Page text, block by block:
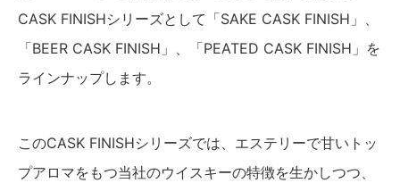
CASK FINISHシリーズとして「SAKE CASK FINISH」、
「BEER CASK FINISH」、「PEATED CASK FINISH」を
ラインナップします。
このCASK FINISHシリーズでは、エステリーで甘いトッ
プアロマをもつ当社のウイスキーの特徴を生かしつつ、